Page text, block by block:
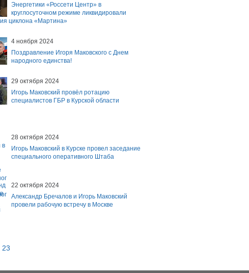
Энергетики «Россети Центр» в
круглосуточном режиме ликвидировали
циклона «Мартина»
4 ноября 2024
Поздравление Игоря Маковского с Днем
народного единства!
29 октября 2024
Игорь Маковский провёл ротацию
специалистов ГБР в Курской области
28 октября 2024
Игорь Маковский в Курске провел заседание
специального оперативного Штаба
22 октября 2024
Александр Бречалов и Игорь Маковский
провели рабочую встречу в Москве
23